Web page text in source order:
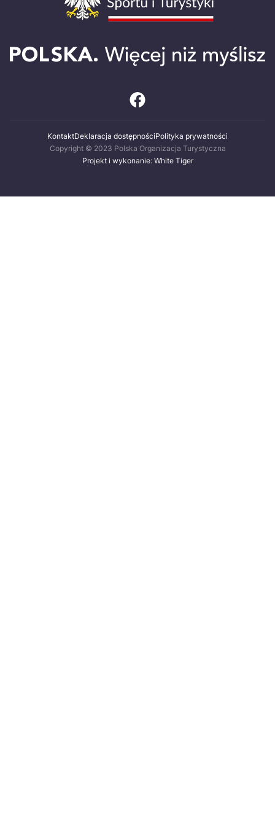
KontaktDeklaracja dostępnościPolityka prywatności
Copyright © 2023 Polska Organizacja Turystyczna
Projekt i wykonanie: White Tiger